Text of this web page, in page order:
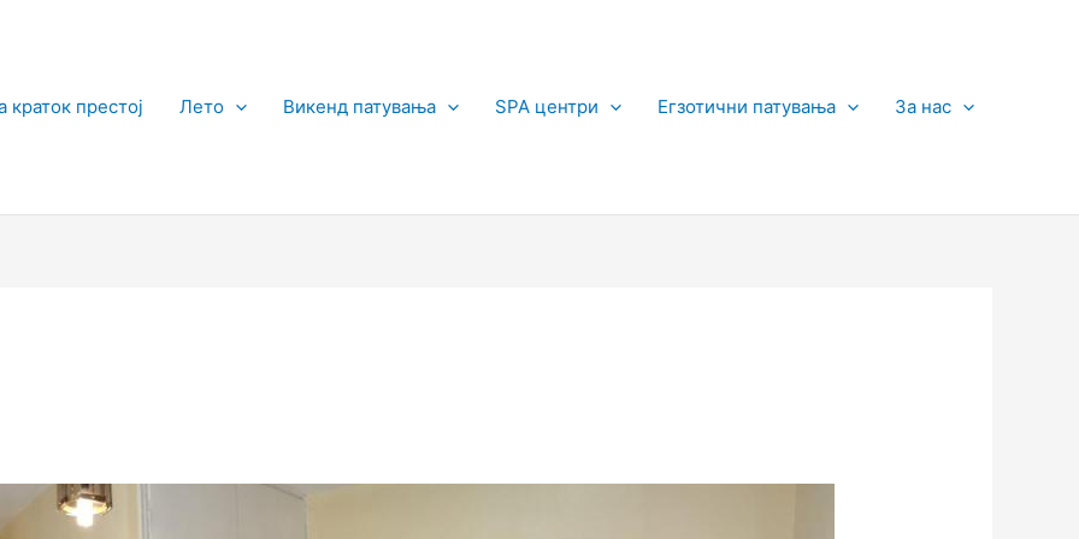
краток престој
Лето Викенд патувања SPA центри Егзотични патувања За нас